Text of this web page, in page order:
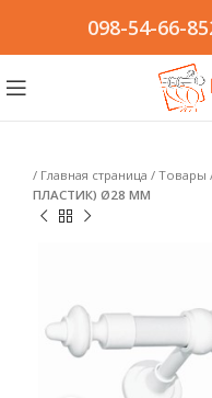
098-54-66-
/ Главная страница / Товары
ПЛАСТИК) Ø28 ММ